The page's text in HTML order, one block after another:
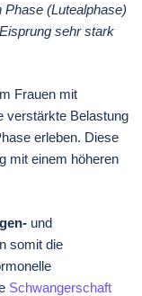
(Lutealphase)
sehr stark
Frauen mit
verstärkte Belastung
erleben. Diese
mit einem höheren
und
somit die
Schwangerschaft